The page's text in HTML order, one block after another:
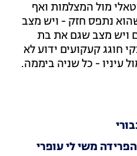
מול המצלמות ואף
נתפס חזק - ויש מצב
ויש מצב שגם את בת
חוגג קעקועים ידוע לא
עיניו - כל שניה ביממה.
משי לי עופרי